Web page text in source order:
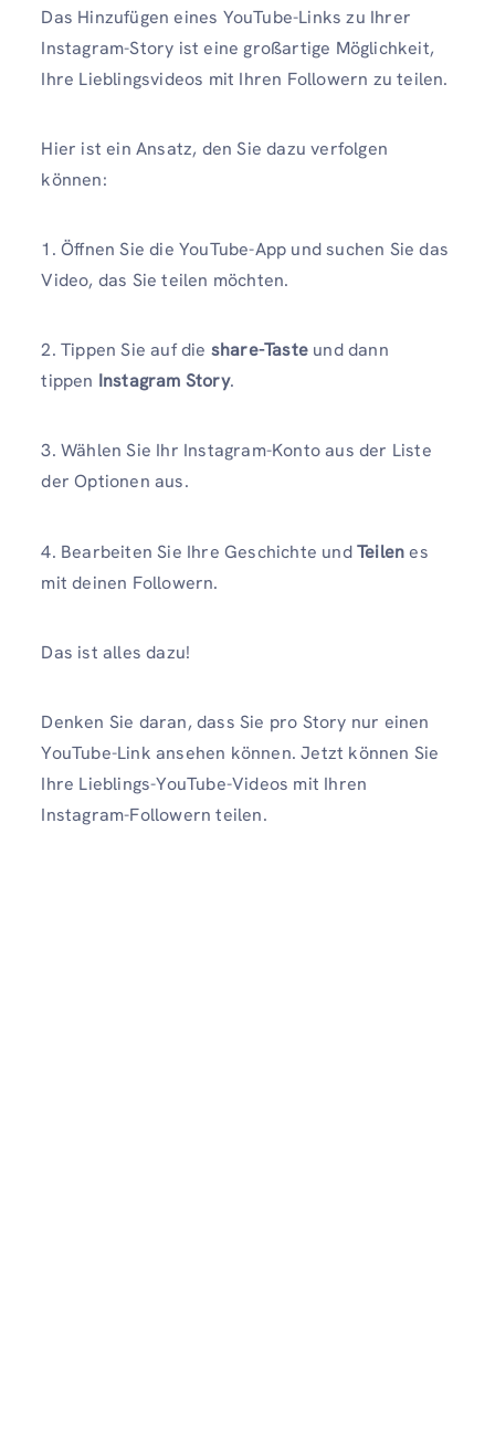
Das Hinzufügen eines YouTube-Links zu Ihrer
Instagram-Story ist eine großartige Möglichkeit,
Ihre Lieblingsvideos mit Ihren Followern zu teilen.
Hier ist ein Ansatz, den Sie dazu verfolgen
können:
1. Öffnen Sie die YouTube-App und suchen Sie das
Video, das Sie teilen möchten.
2. Tippen Sie auf die share-Taste und dann
tippen Instagram Story.
3. Wählen Sie Ihr Instagram-Konto aus der Liste
der Optionen aus.
4. Bearbeiten Sie Ihre Geschichte undTeilenes
mit deinen Followern.
Das ist alles dazu!
Denken Sie daran, dass Sie pro Story nur einen
YouTube-Link ansehen können. Jetzt können Sie
Ihre Lieblings-YouTube-Videos mit Ihren
Instagram-Followern teilen.